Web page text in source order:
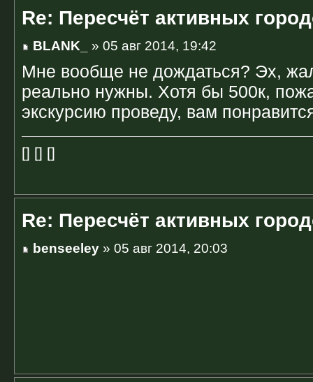
Re: Пересчёт активных
BLANK_ » 05 авг 2014, 19:42
Мне вообще не дождаться? Эх,
реально нужны. Хотя бы 500к,
экскурсию проведу, вам
[] [] []
Re: Пересчёт активных
benseeley » 05 авг 2014, 20:03